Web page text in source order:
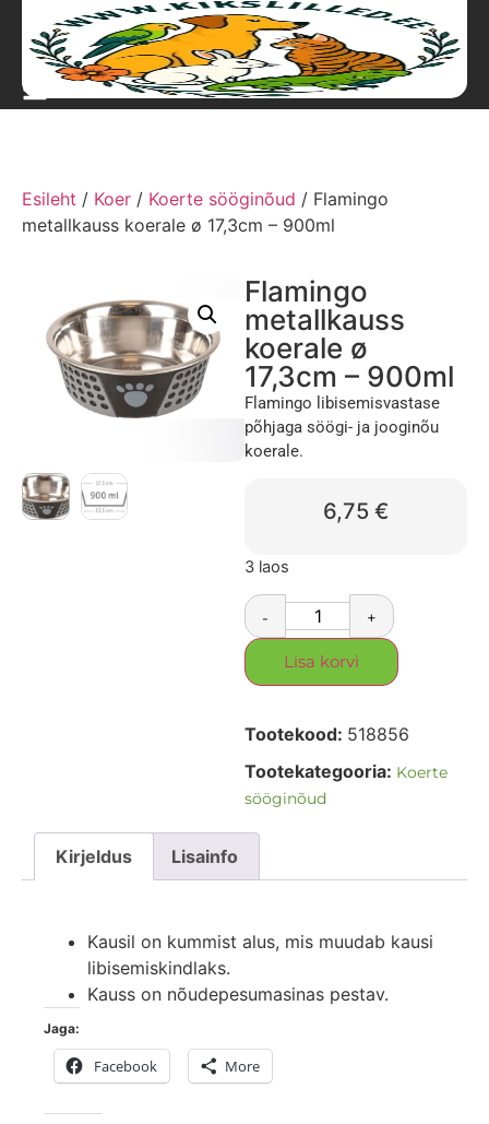
Esileht / Koer / Koerte sööginõud / Flamingo
metallkauss koerale ø 17,3cm – 900ml
Flamingo
metallkauss
koerale ø
17,3cm – 900ml
Flamingo libisemisvastase
põhjaga söögi- ja jooginõu
koerale.
6,75 €
3 laos
- +
Lisa korvi
Tootekood: 518856
Tootekategooria: Koerte
sööginõud
Kirjeldus Lisainfo
Kausil on kummist alus, mis muudab kausi
libisemiskindlaks.
Kauss on nõudepesumasinas pestav.
Jaga:
Facebook More